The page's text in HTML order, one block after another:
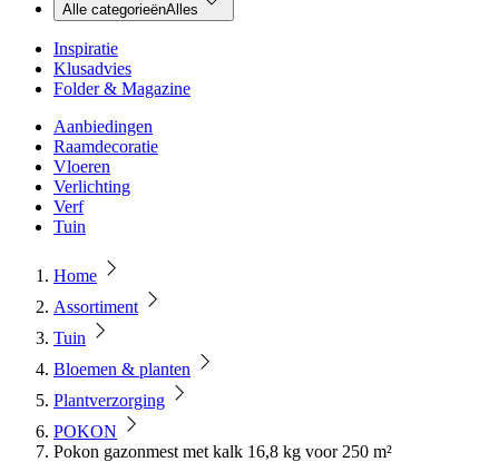
Alle categorieënAlles
Inspiratie
Klusadvies
Folder & Magazine
Aanbiedingen
Raamdecoratie
Vloeren
Verlichting
Verf
Tuin
Home
Assortiment
Tuin
Bloemen & planten
Plantverzorging
POKON
Pokon gazonmest met kalk 16,8 kg voor 250 m²